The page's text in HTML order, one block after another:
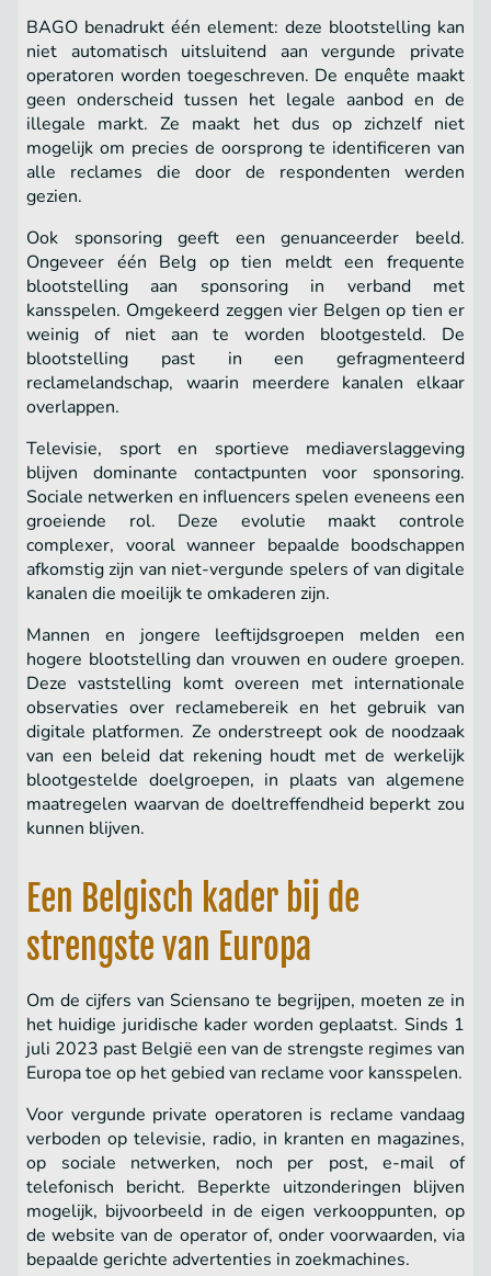
BAGO benadrukt één element: deze blootstelling kan
niet automatisch uitsluitend aan vergunde private
operatoren worden toegeschreven. De enquête maakt
geen onderscheid tussen het legale aanbod en de
illegale markt. Ze maakt het dus op zichzelf niet
mogelijk om precies de oorsprong te identificeren van
alle reclames die door de respondenten werden
gezien.
Ook sponsoring geeft een genuanceerder beeld.
Ongeveer één Belg op tien meldt een frequente
blootstelling aan sponsoring in verband met
kansspelen. Omgekeerd zeggen vier Belgen op tien er
weinig of niet aan te worden blootgesteld. De
blootstelling past in een gefragmenteerd
reclamelandschap, waarin meerdere kanalen elkaar
overlappen.
Televisie, sport en sportieve mediaverslaggeving
blijven dominante contactpunten voor sponsoring.
Sociale netwerken en influencers spelen eveneens een
groeiende rol. Deze evolutie maakt controle
complexer, vooral wanneer bepaalde boodschappen
afkomstig zijn van niet-vergunde spelers of van digitale
kanalen die moeilijk te omkaderen zijn.
Mannen en jongere leeftijdsgroepen melden een
hogere blootstelling dan vrouwen en oudere groepen.
Deze vaststelling komt overeen met internationale
observaties over reclamebereik en het gebruik van
digitale platformen. Ze onderstreept ook de noodzaak
van een beleid dat rekening houdt met de werkelijk
blootgestelde doelgroepen, in plaats van algemene
maatregelen waarvan de doeltreffendheid beperkt zou
kunnen blijven.
Een Belgisch kader bij de
strengste van Europa
Om de cijfers van Sciensano te begrijpen, moeten ze in
het huidige juridische kader worden geplaatst. Sinds 1
juli 2023 past België een van de strengste regimes van
Europa toe op het gebied van reclame voor kansspelen.
Voor vergunde private operatoren is reclame vandaag
verboden op televisie, radio, in kranten en magazines,
op sociale netwerken, noch per post, e-mail of
telefonisch bericht. Beperkte uitzonderingen blijven
mogelijk, bijvoorbeeld in de eigen verkooppunten, op
de website van de operator of, onder voorwaarden, via
bepaalde gerichte advertenties in zoekmachines.